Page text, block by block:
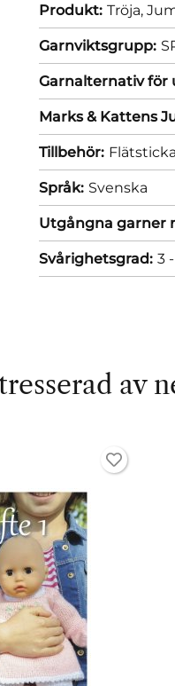
Produkt: Tröja,
Garnviktsgrupp:
Garnalternativ för
Marks & Kattens
Tillbehör: Flätsticka
Språk: Svenska
Utgångna garner
Svårighetsgrad: 3
av